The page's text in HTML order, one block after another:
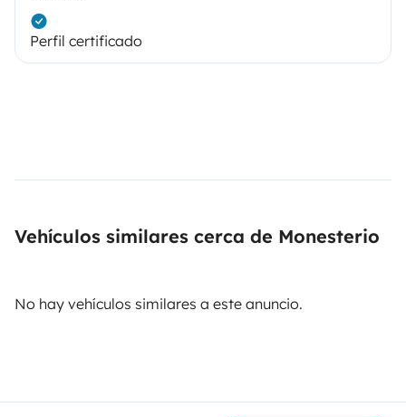
Perfil certificado
Vehículos similares cerca de Monesterio
No hay vehículos similares a este anuncio.